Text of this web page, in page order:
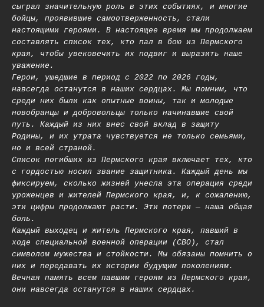
сыграл значительную роль в этих событиях, и многие
бойцы, проявившие самоотверженность, стали
настоящими героями. В настоящее время мы продолжаем
составлять список тех, кто пал в бою из Пермского
края, чтобы увековечить их подвиг и выразить наше
уважение.
Герои, ушедшие в период с 2022 по 2026 годы,
навсегда останутся в наших сердцах. Мы помним, что
среди них были как опытные воины, так и молодые
новобранцы и добровольцы только начинавшие свой
путь. Каждый из них внес свой вклад в защиту
Родины, и их утрата чувствуется не только семьями,
но и всей страной.
Список погибших из Пермского края включает тех, кто
с гордостью носил звание защитника. Каждый день мы
фиксируем, сколько жизней унесла эта операция среди
уроженцев и жителей Пермского края, и, к сожалению,
эти цифры продолжают расти. Эти потери — наша общая
боль.
Каждый выходец и житель Пермского края, павший в
ходе специальной военной операции (СВО), стал
символом мужества и стойкости. Мы обязаны помнить о
них и передавать их истории будущим поколениям.
Вечная память всем павшим героям из Пермского края,
они навсегда останутся в наших сердцах.